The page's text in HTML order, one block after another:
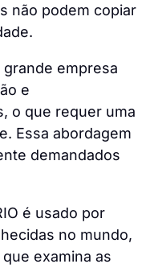
não podem copiar
grande empresa
e
o que requer uma
Essa abordagem
demandados
é usado por
no mundo,
que examina as